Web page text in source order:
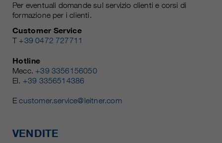
Per eventuali domande sul servizio clienti e corsi di
formazione per i clienti.
Customer Service
T +39 0472 727711
Hotline
Mecc. +39 3356156050
El. +39 3356514386
Ecustomer.service@leitner.com
VENDITE